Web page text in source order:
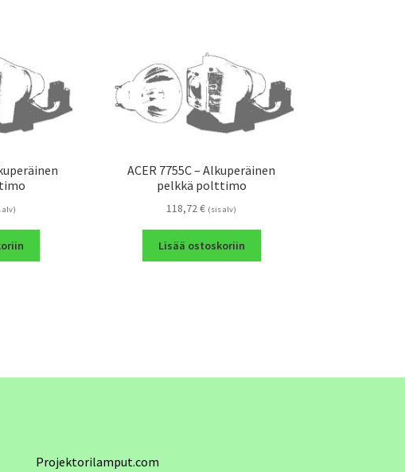
alv)
ACER 7755C – Alkuperäinen
pelkkä polttimo
118,72€ (sis alv)
Lisää ostoskoriin
Projektorilamput.com